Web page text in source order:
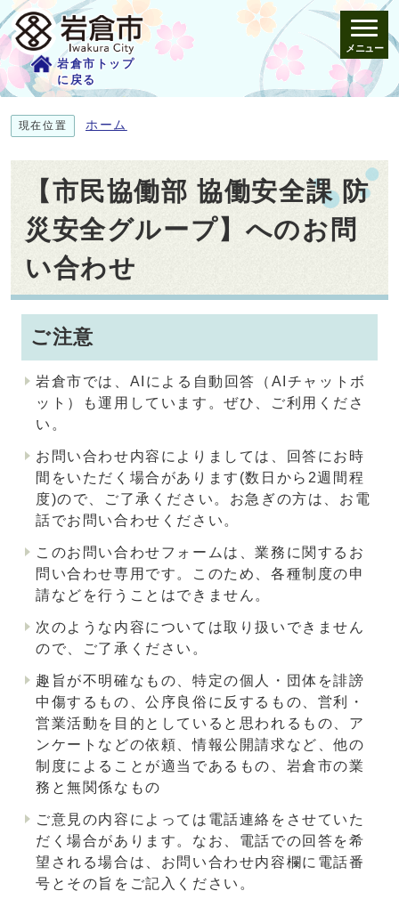
岩倉市トップ
に戻る
メニュー
現在位置 ホーム
【市民協働部 協働安全課 防
災安全グループ】へのお問
い合わせ
ご注意
岩倉市では、AIによる自動回答（AIチャットボ
ット）も運用しています。ぜひ、ご利用くださ
い。
お問い合わせ内容によりましては、回答にお時
間をいただく場合があります(数日から2週間程
度)ので、ご了承ください。お急ぎの方は、お電
話でお問い合わせください。
このお問い合わせフォームは、業務に関するお
問い合わせ専用です。このため、各種制度の申
請などを行うことはできません。
次のような内容については取り扱いできません
ので、ご了承ください。
趣旨が不明確なもの、特定の個人・団体を誹謗
中傷するもの、公序良俗に反するもの、営利・
営業活動を目的としていると思われるもの、ア
ンケートなどの依頼、情報公開請求など、他の
制度によることが適当であるもの、岩倉市の業
務と無関係なもの
ご意見の内容によっては電話連絡をさせていた
だく場合があります。なお、電話での回答を希
望される場合は、お問い合わせ内容欄に電話番
号とその旨をご記入ください。